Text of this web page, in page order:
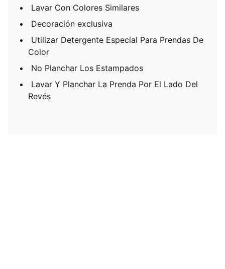
Lavar Con Colores Similares
Decoración exclusiva
Utilizar Detergente Especial Para Prendas De
Color
No Planchar Los Estampados
Lavar Y Planchar La Prenda Por El Lado Del
Revés